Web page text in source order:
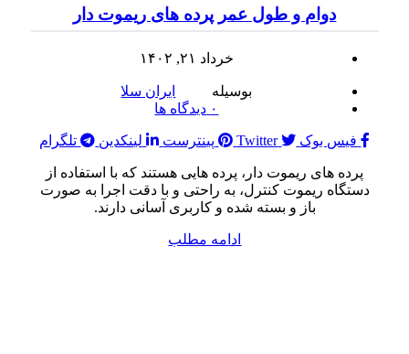
دوام و طول عمر پرده های ریموت دار
خرداد ۲۱, ۱۴۰۲
بوسیله
ایران سلا
۰ دیدگاه ها
فیس بوک Twitter پینترست لینکدین تلگرام
پرده های ریموت دار، پرده هایی هستند که با استفاده از
دستگاه ریموت کنترل، به راحتی و با دقت اجرا به صورت
باز و بسته شده و کاربری آسانی دارند.
ادامه مطلب